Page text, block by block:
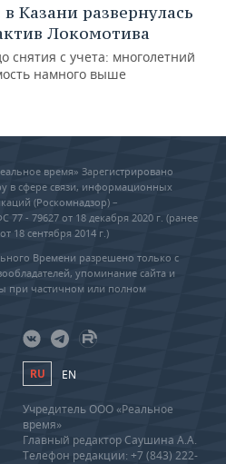
Казани развернулась
Локомотива
снятия с учета: многолетний
намного выше
время» Зарегистрировано
в сфере связи, информационных
(Роскомнадзор) –
- 79627 от 18 декабря 2020 г. (ранее
18 сентября 2014 г.)
Времени разрешено только с
упоминание сайта и
при частичном или полном
RU EN
Учредитель ООО «Реальное
время»
Главный редактор Саушина А.А.
Телефон редакции: +7 (843) 222-